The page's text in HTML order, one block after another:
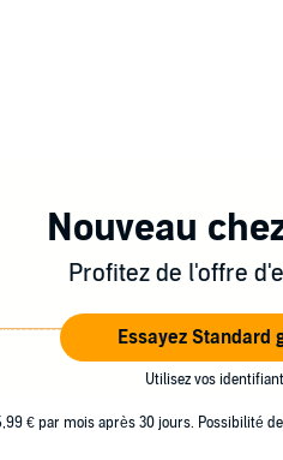
Nouveau
Profitez de l'offre
Essayez Standard
Utilisez vos
€ par mois après 30 jours. Possibilité